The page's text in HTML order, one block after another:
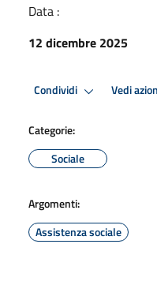
Data :
12 dicembre 2025
Condividi Vedi
Categorie:
Sociale
Argomenti:
Assistenza sociale